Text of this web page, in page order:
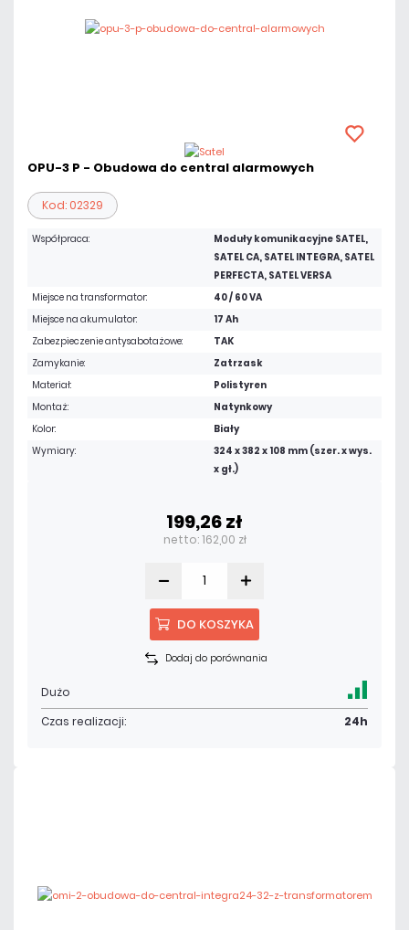
OPU-3 P - Obudowa do central alarmowych
Kod: 02329
Współpraca:
Moduły komunikacyjne SATEL,
SATEL CA, SATEL INTEGRA, SATEL
PERFECTA, SATEL VERSA
Miejsce na transformator:
40 / 60 VA
Miejsce na akumulator:
17 Ah
Zabezpieczenie antysabotażowe:
TAK
Zamykanie:
Zatrzask
Materiał:
Polistyren
Montaż:
Natynkowy
Kolor:
Biały
Wymiary:
324 x 382 x 108 mm (szer. x wys.
x gł.)
199,26 zł
netto: 162,00 zł
DO KOSZYKA
Dodaj do porównania
Dużo
Czas realizacji:
24h